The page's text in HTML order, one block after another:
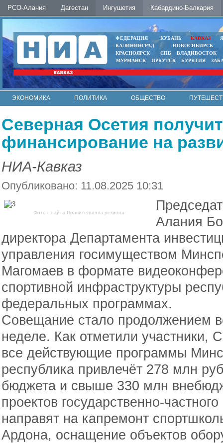
РСО-Алания Дагестан Ингушетия Кабардино-Балкария
ФЕДЕРАЦИЯ КУБАНЬ КАВКАЗ
КАЛИНИНГРАД
НОВОСИБИРСК
КРАСНОЯРСК
СПБ
ВЛАДИВОСТОК
МУРМАНСК
ИРКУТСК БУРЯТИЯ
ЭКОНОМИКА ПОЛИТИКА ОБЩЕСТВО
Северная Осетия
финансирование на
НИА-Кавказ
Опубликовано: 11.08.2025 10:31
Фото с сайта Правительства региона
Алания
директора Департамента
управления госимуществом
Магомаев в формате
спортивной инфраструктуры
федеральных программах.
Совещание стало продолжением
неделе. Как отметили участники,
все действующие программы
республика привлечёт 278 млн
бюджета и свыше 330 млн
проектов государственно-
направят на капремонт
Ардона, оснащение объектов